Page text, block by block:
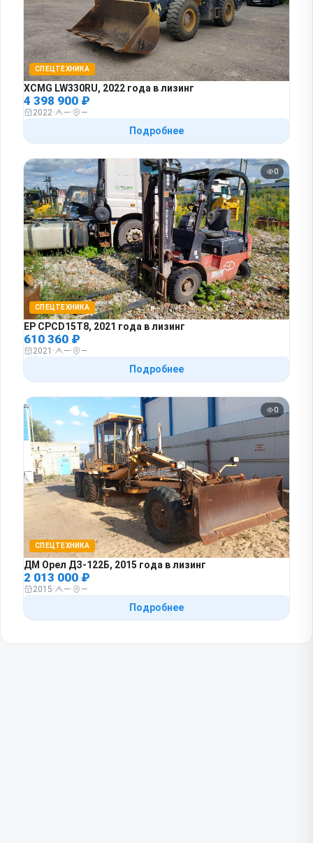
СПЕЦТЕХНИКА
XCMG LW330RU, 2022 года в лизинг
4 398 900 ₽
2022· —· —
Подробнее
0
СПЕЦТЕХНИКА
EP CPCD15T8, 2021 года в лизинг
610 360 ₽
2021 · —· —
Подробнее
0
СПЕЦТЕХНИКА
ДМ Орел ДЗ-122Б, 2015 года в лизинг
2 013 000 ₽
2015· —· —
Подробнее